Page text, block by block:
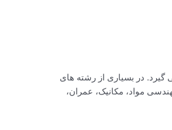
در بسیاری از رشته های
مواد، مکانیک، عمران،